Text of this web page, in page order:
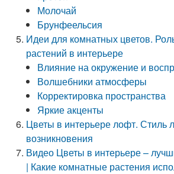
Молочай
Брунфеельсия
Идеи для комнатных цветов.
растений в интерьере
Влияние на окружение и
Волшебники атмосферы
Корректировка пространства
Яркие акценты
Цветы в интерьере лофт. Стиль
возникновения
Видео Цветы в интерьере –
| Какие комнатные растения